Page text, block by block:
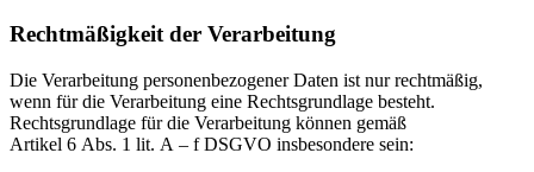
Rechtmäßigkeit der Verarbeitung
Die Verarbeitung personenbezogener Daten ist nur rechtmäßig,
wenn für die Verarbeitung eine Rechtsgrundlage besteht.
Rechtsgrundlage für die Verarbeitung können gemäß
Artikel 6 Abs. 1 lit. A – f DSGVO insbesondere sein: